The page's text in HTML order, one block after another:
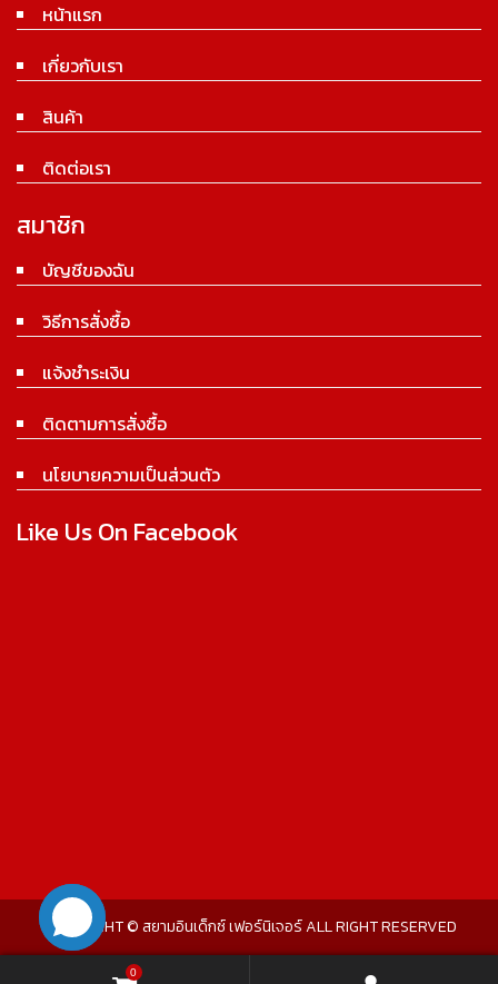
หน้าแรก
เกี่ยวกับเรา
สินค้า
ติดต่อเรา
สมาชิก
บัญชีของฉัน
วิธีการสั่งซื้อ
แจ้งชำระเงิน
ติดตามการสั่งซื้อ
นโยบายความเป็นส่วนตัว
Like Us On Facebook
COPYRIGHT © สยามอินเด็กซ์ เฟอร์นิเจอร์ ALL RIGHT RESERVED
0